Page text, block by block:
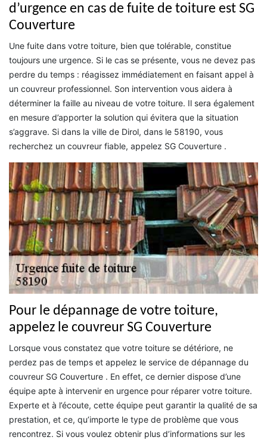
d’urgence en cas de fuite de toiture est SG
Couverture
Une fuite dans votre toiture, bien que tolérable, constitue
toujours une urgence. Si le cas se présente, vous ne devez pas
perdre du temps : réagissez immédiatement en faisant appel à
un couvreur professionnel. Son intervention vous aidera à
déterminer la faille au niveau de votre toiture. Il sera également
en mesure d’apporter la solution qui évitera que la situation
s’aggrave. Si dans la ville de Dirol, dans le 58190, vous
recherchez un couvreur fiable, appelez SG Couverture .
Pour le dépannage de votre toiture,
appelez le couvreur SG Couverture
Lorsque vous constatez que votre toiture se détériore, ne
perdez pas de temps et appelez le service de dépannage du
couvreur SG Couverture . En effet, ce dernier dispose d’une
équipe apte à intervenir en urgence pour réparer votre toiture.
Experte et à l’écoute, cette équipe peut garantir la qualité de sa
prestation, et ce, qu’importe le type de problème que vous
rencontrez. Si vous voulez obtenir plus d’informations sur les